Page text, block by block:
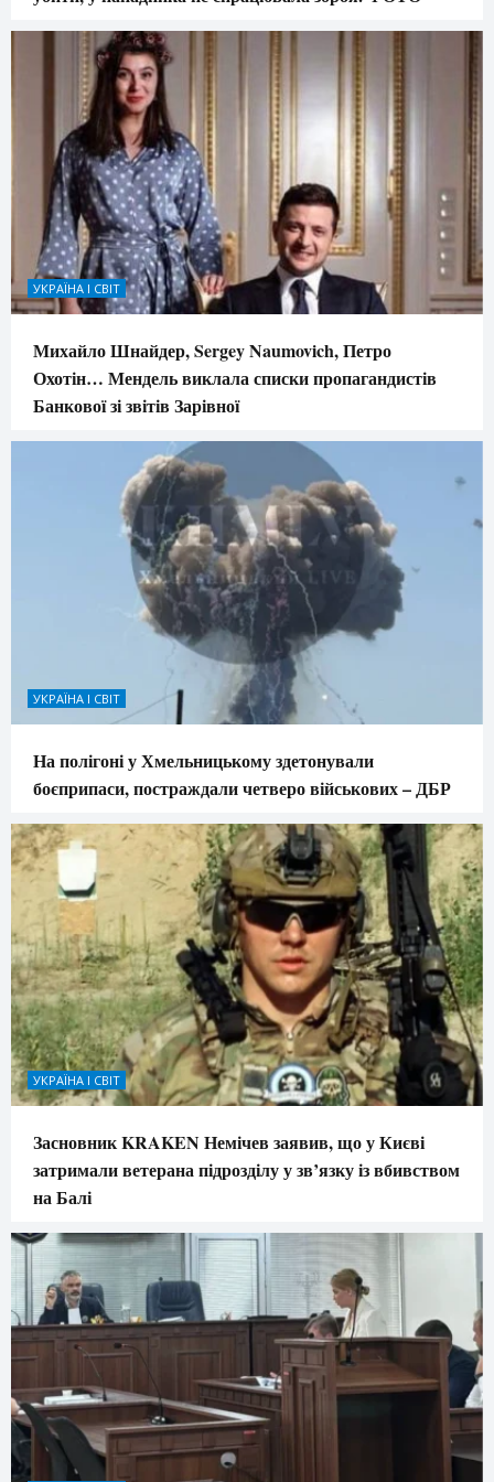
УКРАЇНА І СВІТ
Михайло Шнайдер, Sergey Naumovich, Петро
Охотін… Мендель виклала списки пропагандистів
Банкової зі звітів Зарівної
УКРАЇНА І СВІТ
На полігоні у Хмельницькому здетонували
боєприпаси, постраждали четверо військових – ДБР
УКРАЇНА І СВІТ
Засновник KRAKEN Немічев заявив, що у Києві
затримали ветерана підрозділу у зв’язку із вбивством
на Балі